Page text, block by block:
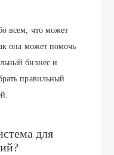
всем, что может
она может помочь
бизнес и
правильный
для